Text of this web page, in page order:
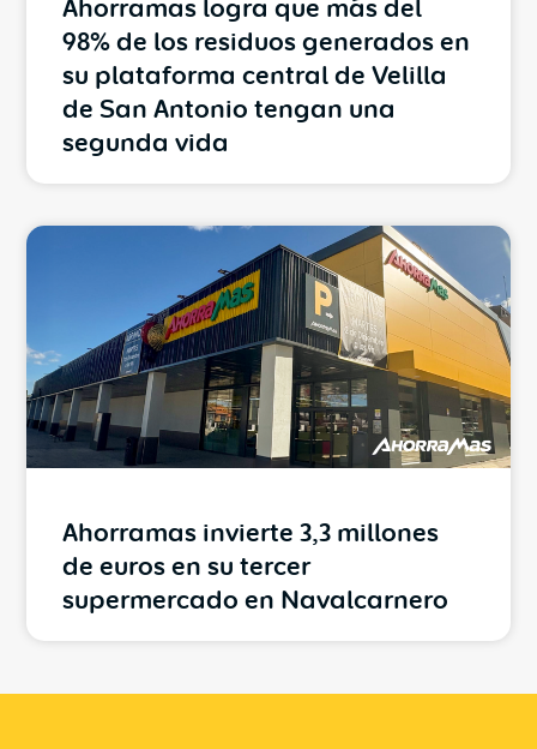
Ahorramas logra que más del
98% de los residuos generados en
su plataforma central de Velilla
de San Antonio tengan una
segunda vida
Ahorramas invierte 3,3 millones
de euros en su tercer
supermercado en Navalcarnero